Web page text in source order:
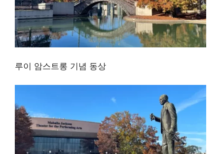
루이 암스트롱 기념 동상